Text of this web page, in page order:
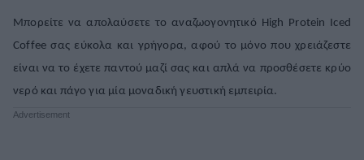
Μπορείτε να απολαύσετε το αναζωογονητικό High Protein Iced
Coffee σας εύκολα και γρήγορα, αφού το μόνο που χρειάζεστε
είναι να το έχετε παντού μαζί σας και απλά να προσθέσετε κρύο
νερό και πάγο για μία μοναδική γευστική εμπειρία.